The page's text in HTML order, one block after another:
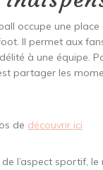
occupe une place
Il permet aux
à une équipe.
partager les
de découvrir ici
l’aspect sportif, le